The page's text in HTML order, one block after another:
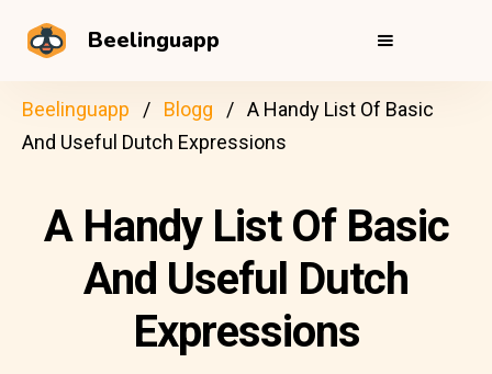
Beelinguapp
Beelinguapp Blogg
A Handy List Of Basic
And Useful Dutch Expressions
A Handy List Of Basic
And Useful Dutch
Expressions